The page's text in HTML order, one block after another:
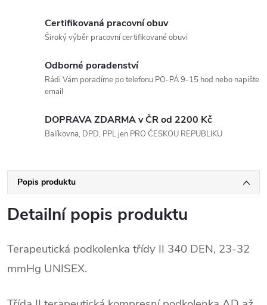
Certifikovaná pracovní obuv
Široký výběr pracovní certifikované obuvi
Odborné poradenství
Rádi Vám poradíme po telefonu PO-PÁ 9-15 hod nebo napište
email
DOPRAVA ZDARMA v ČR od 2200 Kč
Balíkovna, DPD, PPL jen PRO ČESKOU REPUBLIKU
Popis produktu
Detailní popis produktu
Terapeutická podkolenka třídy II 340 DEN, 23-32
mmHg UNISEX.